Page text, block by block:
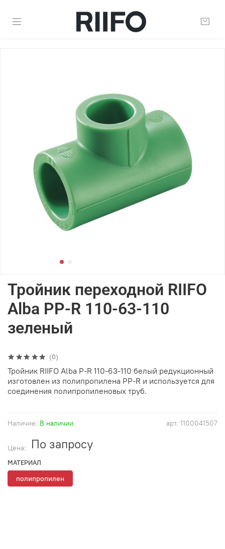
(0)
арт. 1100041507
Наличие: В наличии
Тройник переходной RIIFO
Alba PP-R 110-63-110
зеленый
Цена: По запросу
МАТЕРИАЛ
полипропилен
Тройник RIIFO Alba P-R 110-63-110 белый редукционный
изготовлен из полипропилена PP-R и используется для
соединения полипропиленовых труб.